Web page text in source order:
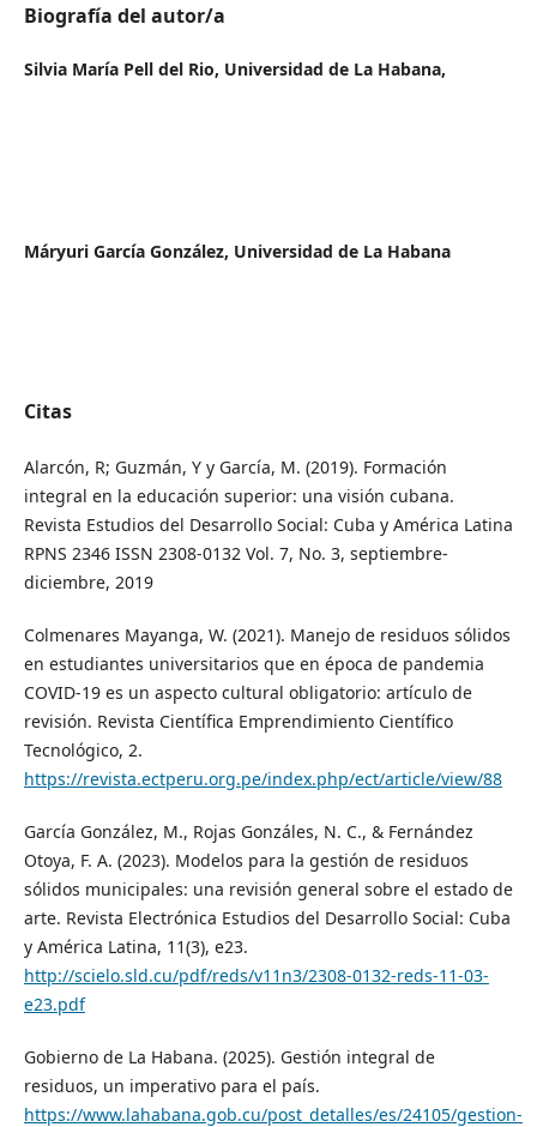
Biografía del autor/a
Silvia María Pell del Rio, Universidad de La Habana,
Máryuri García González, Universidad de La Habana
Citas
Alarcón, R; Guzmán, Y y García, M. (2019). Formación
integral en la educación superior: una visión cubana.
Revista Estudios del Desarrollo Social: Cuba y América Latina
RPNS 2346 ISSN 2308-0132 Vol. 7, No. 3, septiembre-
diciembre, 2019
Colmenares Mayanga, W. (2021). Manejo de residuos sólidos
en estudiantes universitarios que en época de pandemia
COVID-19 es un aspecto cultural obligatorio: artículo de
revisión. Revista Científica Emprendimiento Científico
Tecnológico, 2.
https://revista.ectperu.org.pe/index.php/ect/article/view/88
García González, M., Rojas Gonzáles, N. C., & Fernández
Otoya, F. A. (2023). Modelos para la gestión de residuos
sólidos municipales: una revisión general sobre el estado de
arte. Revista Electrónica Estudios del Desarrollo Social: Cuba
y América Latina, 11(3), e23.
http://scielo.sld.cu/pdf/reds/v11n3/2308-0132-reds-11-03-
e23.pdf
Gobierno de La Habana. (2025). Gestión integral de
residuos, un imperativo para el país.
https://www.lahabana.gob.cu/post_detalles/es/24105/gestion-